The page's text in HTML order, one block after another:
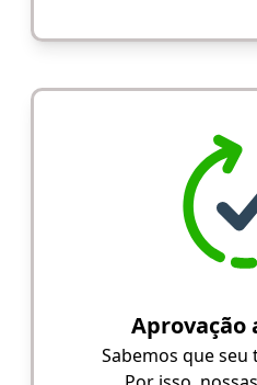
Aprovação
Sabemos que seu